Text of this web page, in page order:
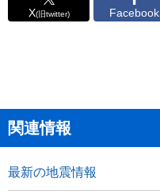
X(旧twitter) Facebook
関連情報
最新の地震情報